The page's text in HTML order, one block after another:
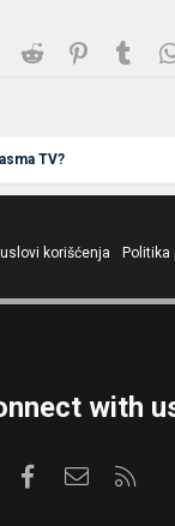
Reddit Pinterest
TV?
korišćenja Politika
with
Facebook